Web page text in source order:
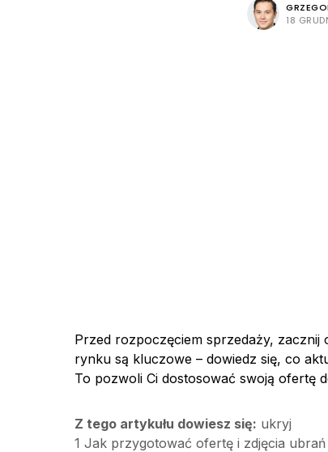
18
Przed rozpoczęciem sprzedaży,
rynku są kluczowe – dowiedz się, co
To pozwoli Ci dostosować swoją ofertę
Z tego artykułu dowiesz się: ukryj
1 Jak przygotować ofertę i zdjęcia